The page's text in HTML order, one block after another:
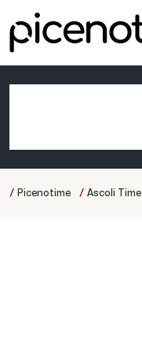
/ Picenotime / Ascoli Time